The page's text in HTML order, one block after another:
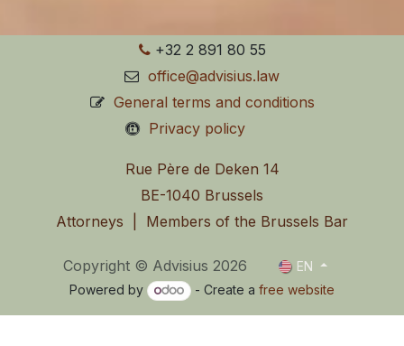
+32 2 891 80 55
office@advisius.law
General terms and conditions
Privacy policy
Rue Père de Deken 14
BE-1040 Brussels
Attorneys | Members of the Brussels Bar
Copyright © Advisius 2026
EN
Powered by
- Create a free website